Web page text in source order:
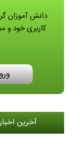
دانش آموزان
کاربری خود و
آخرین